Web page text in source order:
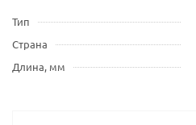
Тип
Страна
Длина, мм